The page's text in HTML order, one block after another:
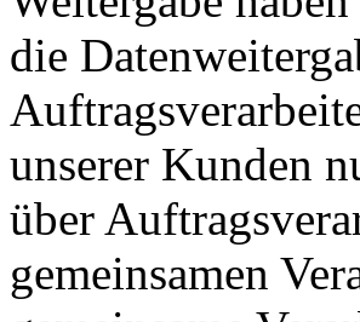
die
unserer Kunden
über
gemeinsamen